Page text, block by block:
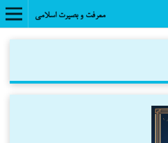
معرفت و بصیرت اسلامی